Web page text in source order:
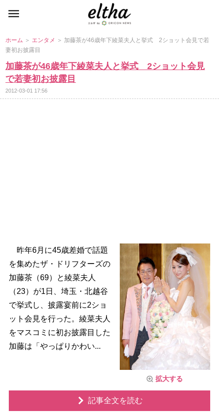
ホーム ＞ エンタメ ＞ 加藤茶が46歳年下綾菜夫人と挙式 2ショット会見で若
妻初お披露目
加藤茶が46歳年下綾菜夫人と挙式 2ショット会見
で若妻初お披露目
2012-03-01 17:56
拡大する
昨年6月に45歳差婚で話題
を集めたザ・ドリフターズの
加藤茶（69）と綾菜夫人
（23）が1日、埼玉・北越谷
で挙式し、披露宴前に2ショ
ット会見を行った。綾菜夫人
をマスコミに初お披露目した
加藤は「やっぱりかわい...
記事全文を読む